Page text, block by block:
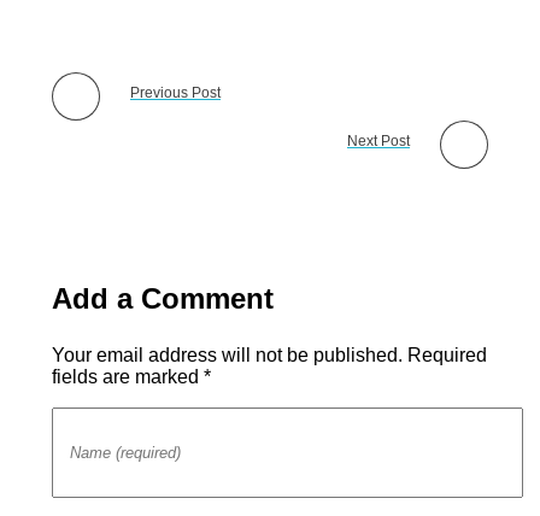
Previous Post
Next Post
Add a Comment
Your email address will not be published. Required
fields are marked *